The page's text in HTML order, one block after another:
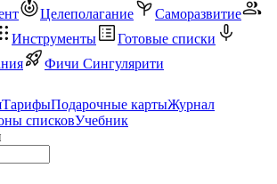
Целеполагание
Саморазвитие
Инструменты
Готовые списки
Фичи Сингулярити
ТарифыПодарочные картыЖурнал
списковУчебник